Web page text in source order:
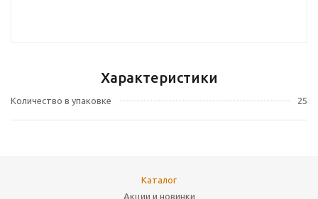
Характеристики
Количество в упаковке 25
Каталог
Акции и новинки